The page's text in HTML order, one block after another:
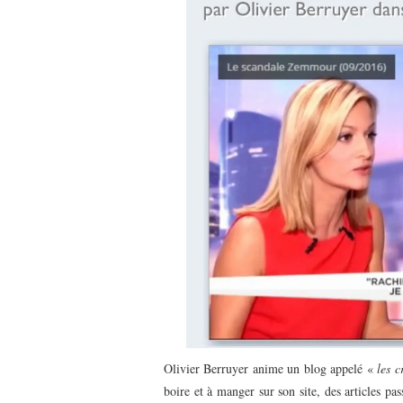
Olivier Berruyer anime un blog appelé «les
boire et à manger sur son site, des articles